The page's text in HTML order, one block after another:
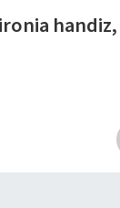
handiz,